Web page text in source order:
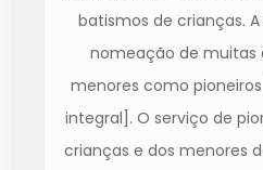
batismos de crianças.
nomeação de muitas
menores como
integral]. O serviço de
crianças e dos menores